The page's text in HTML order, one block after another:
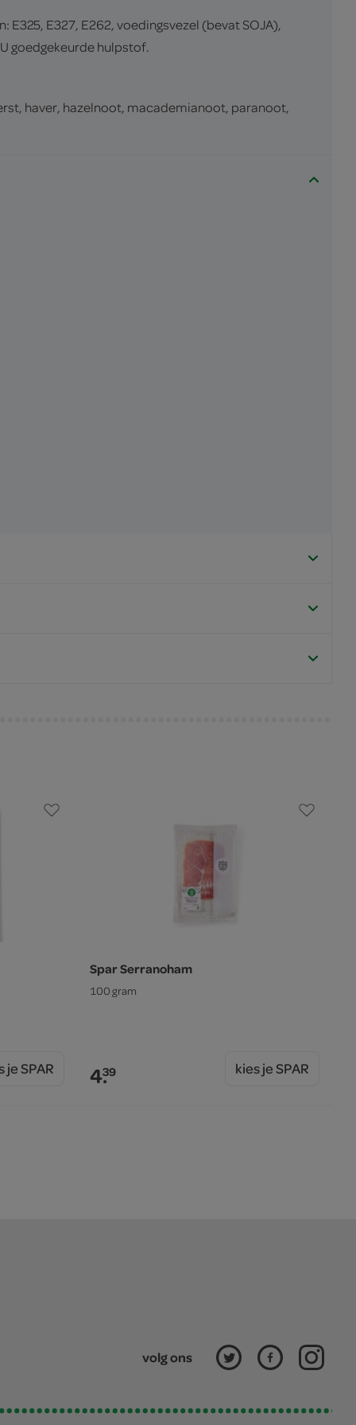
E327, E262, voedingsvezel (bevat SOJA),
goedgekeurde hulpstof.
haver, hazelnoot, macademianoot, paranoot,
je SPAR
Spar Serranoham
100 gram
4.39 kies je SPAR
volg ons